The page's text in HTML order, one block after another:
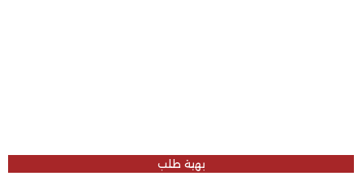
بهية طلب